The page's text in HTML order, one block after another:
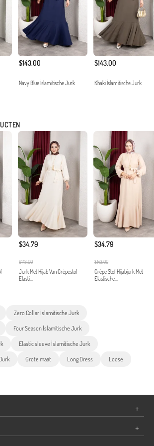
$143.00
Navy Blue İslamitische Jurk
$143.00
Khaki İslamitische Jurk
$34.79
$143.00
Jurk Met Hijab Van Crêpestof
Elasti...
$34.79
$143.00
Crêpe Stof Hijabjurk Met
Elastische...
Zero Collar İslamitische Jurk
Four Season İslamitische Jurk
Elastic sleeve İslamitische Jurk
Grote maat Long Dress Loose
+
+